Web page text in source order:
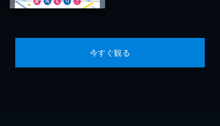
今すぐ観る